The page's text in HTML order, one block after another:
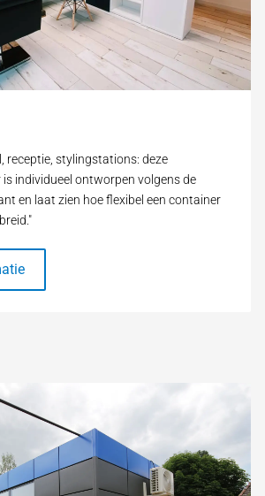
receptie, stylingstations: deze
individueel ontworpen volgens de
en laat zien hoe flexibel een container